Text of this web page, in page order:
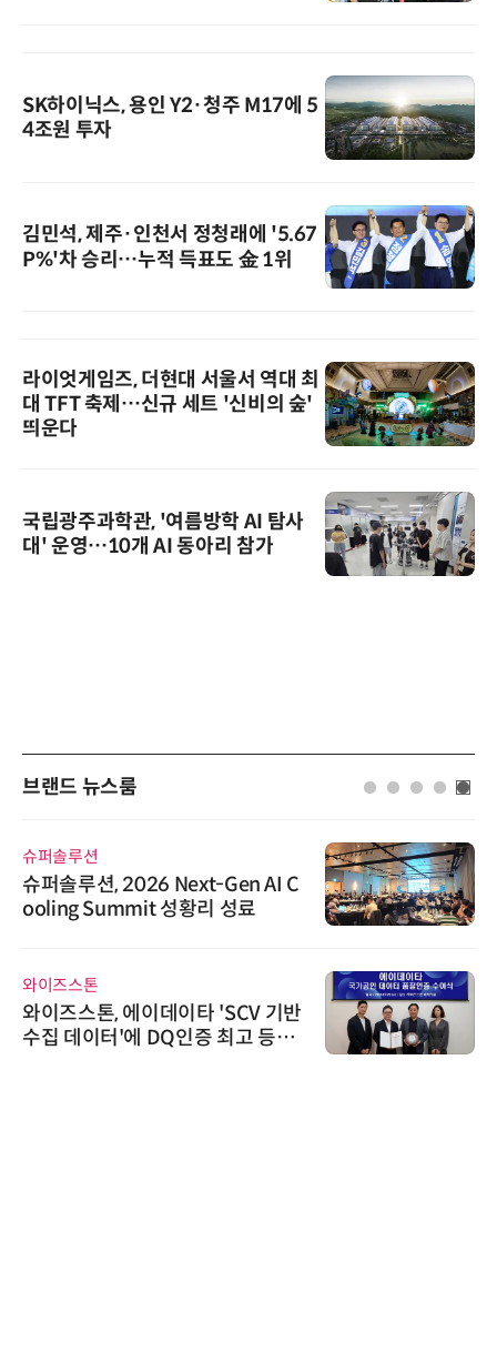
SK하이닉스, 용인 Y2·청주 M17에 5
4조원 투자
김민석, 제주·인천서 정청래에 '5.67
P%'차 승리…누적 득표도 金 1위
라이엇게임즈, 더현대 서울서 역대 최
대 TFT 축제…신규 세트 '신비의 숲'
띄운다
국립광주과학관, '여름방학 AI 탐사
대' 운영…10개 AI 동아리 참가
브랜드 뉴스룸
슈퍼솔루션
슈퍼솔루션, 2026 Next-Gen AI C
ooling Summit 성황리 성료
와이즈스톤
와이즈스톤, 에이데이타 'SCV 기반
수집 데이터'에 DQ인증 최고 등급